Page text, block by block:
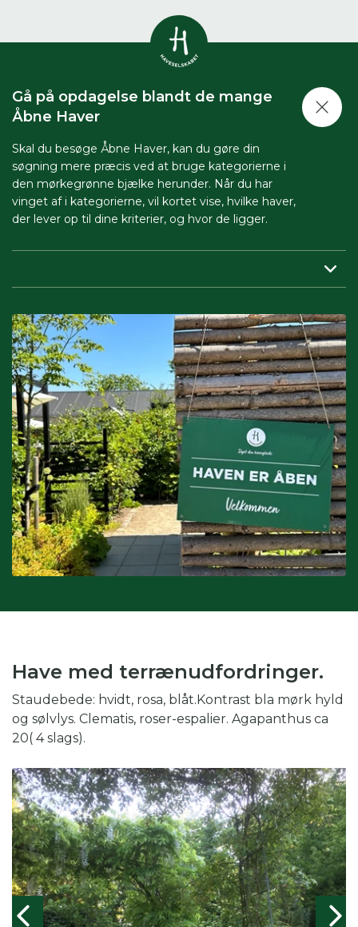
Gå på opdagelse blandt de mange
Åbne Haver
Skal du besøge Åbne Haver, kan du gøre din
søgning mere præcis ved at bruge kategorierne i
den mørkegrønne bjælke herunder. Når du har
vinget af i kategorierne, vil kortet vise, hvilke haver,
der lever op til dine kriterier, og hvor de ligger.
Region:her indsnævrer du, så du får vist haver tæt på dig.
Periode:vil du besøge Åbne Haver i en bestemt periode,
skal du sætte både start- og slutdato på.
Interesser:du kan også søge på interesser, hvis du fx er
glad for drivhus eller biodiversitet.
Kombination af kategorier:du kan også vinge af i flere
kategorier for at gøre din søgning endnu mere specifik.
Skal du fx på weekendtur til Silkeborg og er glad for drivhus,
kan du med fordel både vinge af i periode, region og
interesse.
Havestof
0resultater
Arrangementer
0resultater
Åbne haver
Du skal indtaste minimum 3
tegn for at se resultater
Her kan du søge i hele vores katalog af
artikler, arrangementer, produkter og åbne
haver.
Have med terrænudfordringer.
Staudebede: hvidt, rosa, blåt.Kontrast bla mørk hyld
og sølvlys. Clematis, roser-espalier. Agapanthus ca
20( 4 slags).